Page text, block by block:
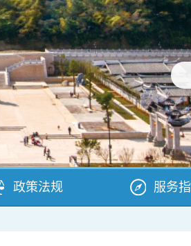
政策法规 服务指